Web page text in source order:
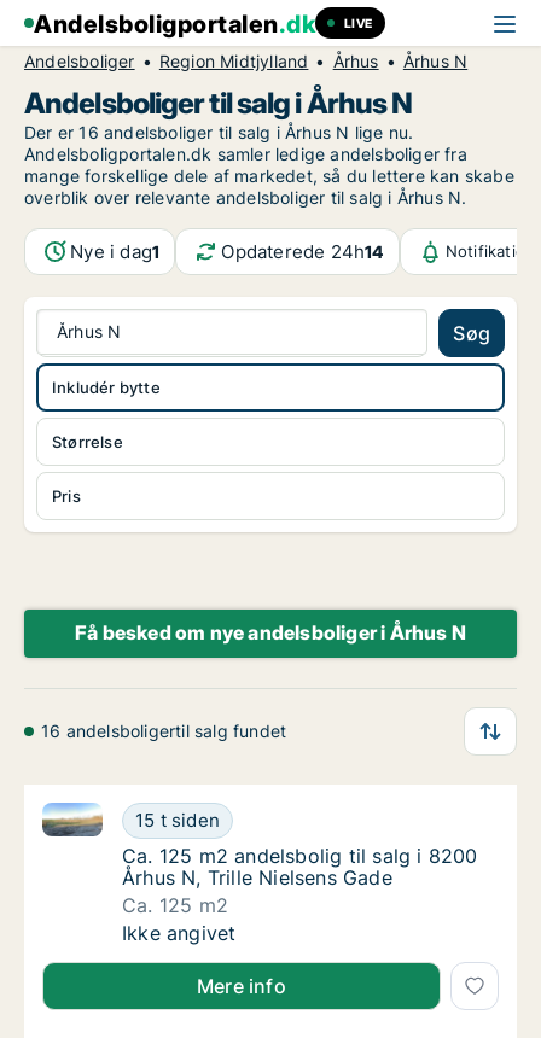
Andelsboligportalen.dk LIVE
Andelsboliger Region Midtjylland Århus Århus N
Andelsboliger til salg i Århus N
Der er 16 andelsboliger til salg i Århus N lige nu.
Andelsboligportalen.dk samler ledige andelsboliger fra
mange forskellige dele af markedet, så du lettere kan skabe
overblik over relevante andelsboliger til salg i Århus N.
Nye i dag1 Opdaterede 24h14
Århus N Søg
Størrelse
Pris
Inkludér bytte
Få besked om nye andelsboliger i Århus N
16 andelsboligertil salg fundet
Ca. 125 m2 andelsbolig til salg i 8200
15 t siden
Ca. 125 m2 andelsbolig til salg i 8200 Århus N, Trille
Ca. 125 m2 andelsbolig til salg i 8200
Ca. 125 m2 andelsbolig til salg i 8200
Århus N, Trille Nielsens Gade
Ca. 125 m2
Ca. 125 m2 andelsbolig til salg i 8200
Ikke angivet
Mere info